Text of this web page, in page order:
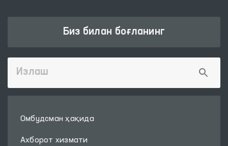
Биз билан боғланинг
Омбудсман ҳақида
Ахборот хизмати